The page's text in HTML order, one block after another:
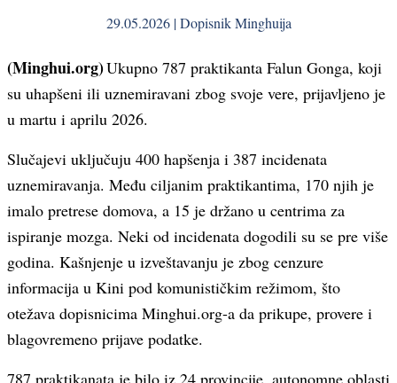
29.05.2026 | Dopisnik Minghuija
(Minghui.org)Ukupno 787 praktikanta Falun Gonga, koji
su uhapšeni ili uznemiravani zbog svoje vere, prijavljeno je
u martu i aprilu 2026.
Slučajevi uključuju 400 hapšenja i 387 incidenata
uznemiravanja. Među ciljanim praktikantima, 170 njih je
imalo pretrese domova, a 15 je držano u centrima za
ispiranje mozga. Neki od incidenata dogodili su se pre više
godina. Kašnjenje u izveštavanju je zbog cenzure
informacija u Kini pod komunističkim režimom, što
otežava dopisnicima Minghui.org-a da prikupe, provere i
blagovremeno prijave podatke.
787 praktikanata je bilo iz 24 provincije, autonomne oblasti